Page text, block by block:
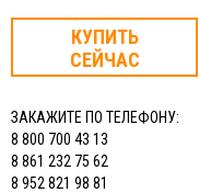
КУПИТЬ
СЕЙЧАС
ЗАКАЖИТЕ ПО ТЕЛЕФОНУ:
8 800 700 43 13
8 861 232 75 62
8 952 821 98 81